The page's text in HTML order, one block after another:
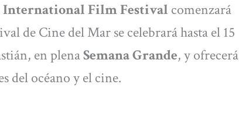
Film Festival comenzará
de Cine del Mar se celebrará hasta el 15
en plenaSemana Grande, y ofrecerá
del océano y el cine.